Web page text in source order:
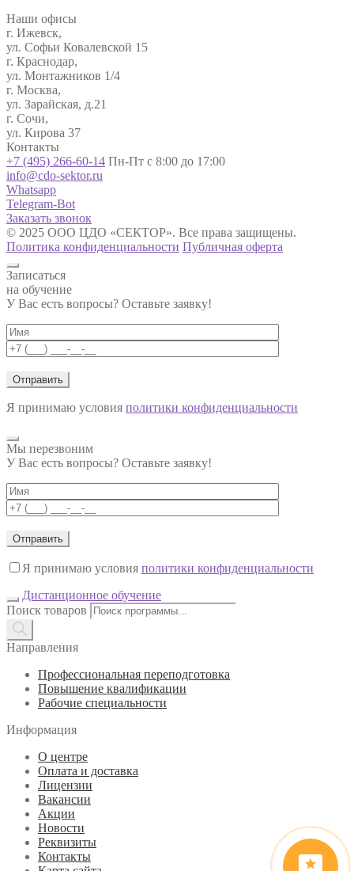
Наши офисы
г. Ижевск,
ул. Софьи Ковалевской 15
г. Краснодар,
ул. Монтажников 1/4
г. Москва,
ул. Зарайская, д.21
г. Сочи,
ул. Кирова 37
Контакты
+7 (495) 266-60-14 Пн-Пт с 8:00 до 17:00
info@cdo-sektor.ru
Whatsapp
Telegram-Bot
Заказать звонок
© 2025 ООО ЦДО «СЕКТОР». Все права защищены.
Политика конфиденциальности Публичная оферта
Записаться
на обучение
У Вас есть вопросы? Оставьте заявку!
Я принимаю условия политики конфиденциальности
Мы перезвоним
У Вас есть вопросы? Оставьте заявку!
Я принимаю условия политики конфиденциальности
Дистанционное обучение
Поиск товаров
Направления
Профессиональная переподготовка
Повышение квалификации
Рабочие специальности
Информация
О центре
Оплата и доставка
Лицензии
Вакансии
Акции
Новости
Реквизиты
Контакты